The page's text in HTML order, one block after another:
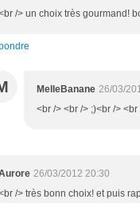
/> un choix très gourmand!
MelleBanane 26/03/
<br /> <br /> ;)<br />
26/03/2012 20:30
/> très bonn choix! et puis